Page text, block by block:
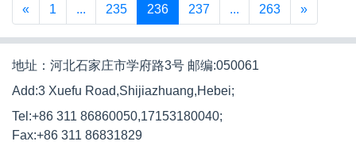
« 1 ... 235 236 237 ... 263 »
地址：河北石家庄市学府路3号 邮编:050061
Add:3 Xuefu Road,Shijiazhuang,Hebei;
Tel:+86 311 86860050,17153180040;
Fax:+86 311 86831829